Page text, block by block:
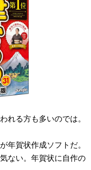
れる方も多いのでは。
年賀状作成ソフトだ。
ない。年賀状に自作の